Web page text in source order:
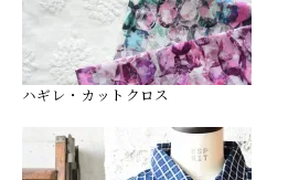
ハギレ・カットクロス